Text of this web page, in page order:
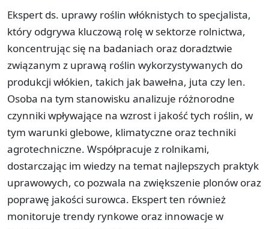
Ekspert ds. uprawy roślin włóknistych to specjalista,
który odgrywa kluczową rolę w sektorze rolnictwa,
koncentrując się na badaniach oraz doradztwie
związanym z uprawą roślin wykorzystywanych do
produkcji włókien, takich jak bawełna, juta czy len.
Osoba na tym stanowisku analizuje różnorodne
czynniki wpływające na wzrost i jakość tych roślin, w
tym warunki glebowe, klimatyczne oraz techniki
agrotechniczne. Współpracuje z rolnikami,
dostarczając im wiedzy na temat najlepszych praktyk
uprawowych, co pozwala na zwiększenie plonów oraz
poprawę jakości surowca. Ekspert ten również
monitoruje trendy rynkowe oraz innowacje w